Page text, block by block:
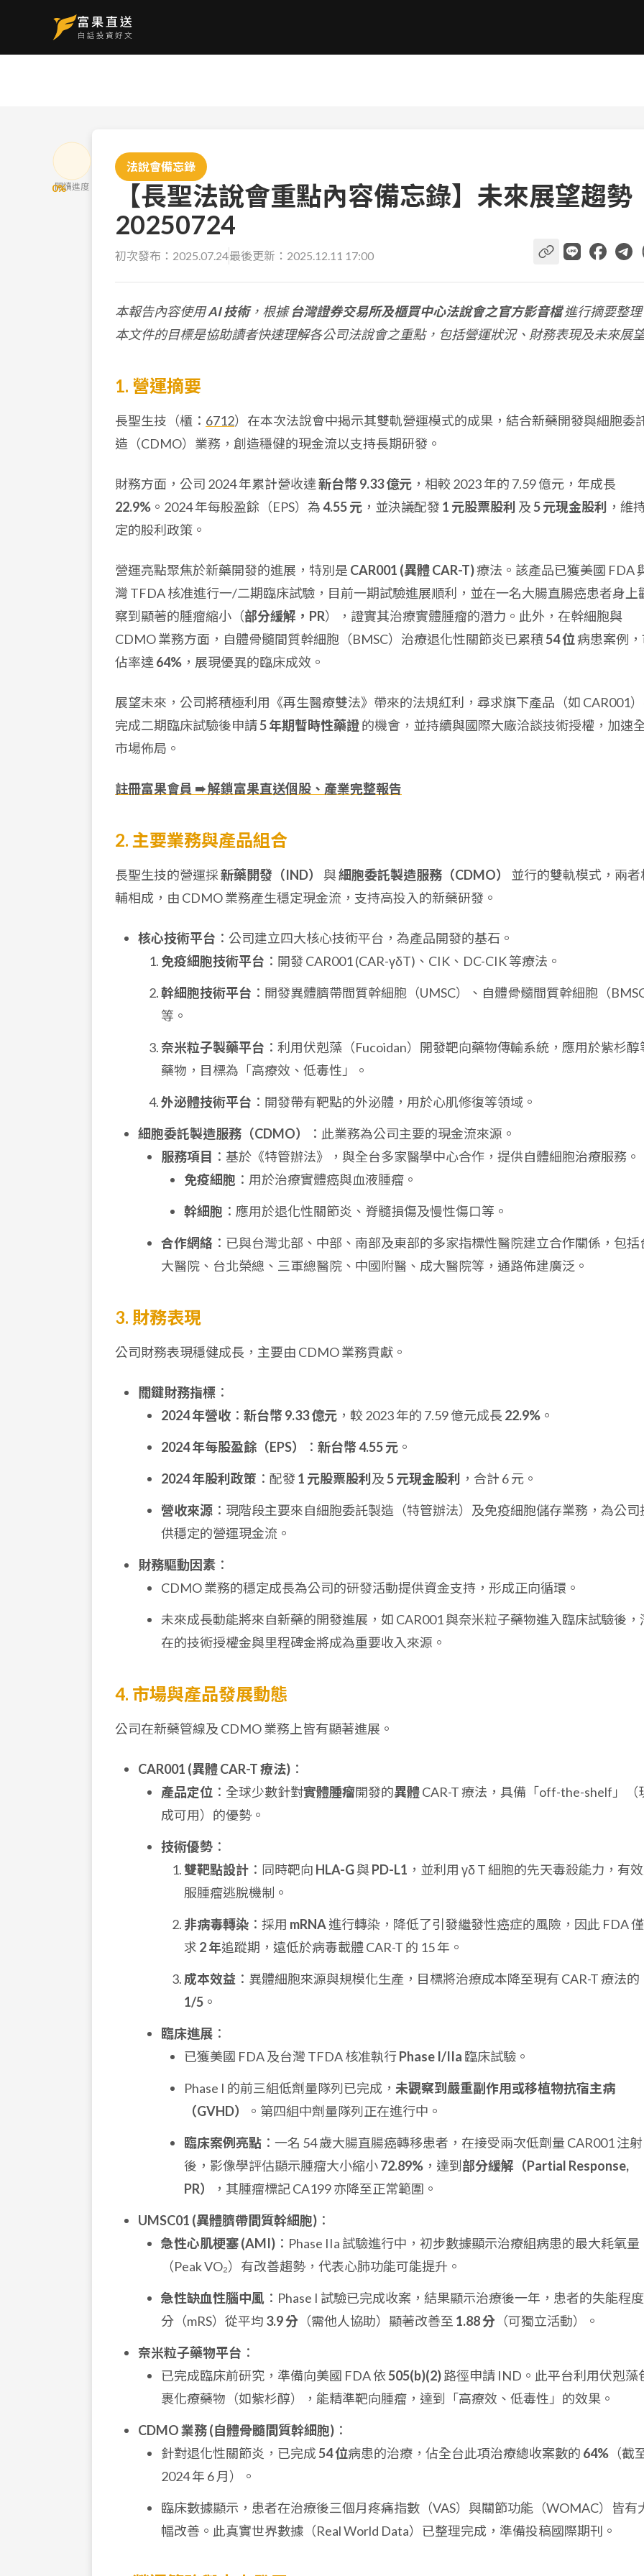
0%
閱讀進度
法說會備忘錄
【長聖法說會重點內容備忘錄】未來展望趨勢
20250724
初次發布： 2025.07.24最後更新： 2025.12.11 17:00
本報告內容使用AI 技術，根據台灣證券交易所及櫃買中心法說會之官方影音檔進行摘要整
本文件的目標是協助讀者快速理解各公司法說會之重點，包括營運狀況、財務表現及未來展
1. 營運摘要
長聖生技（櫃： 6712）在本次法說會中揭示其雙軌營運模式的成果，結合新藥開發與細胞委
造（CDMO）業務，創造穩健的現金流以支持長期研發。
財務方面，公司 2024 年累計營收達新台幣 9.33 億元 ，相較 2023 年的 7.59 億元，年成長
22.9% 。2024 年每股盈餘（EPS）為4.55 元 ，並決議配發1 元股票股利 及5 元現金股利 ，維
定的股利政策。
營運亮點聚焦於新藥開發的進展，特別是 CAR001 (異體 CAR-T)療法。該產品已獲美國 FDA
灣 TFDA 核准進行一/二期臨床試驗，目前一期試驗進展順利，並在一名大腸直腸癌患者身上
察到顯著的腫瘤縮小（部分緩解，PR），證實其治療實體腫瘤的潛力。此外，在幹細胞與
CDMO 業務方面，自體骨髓間質幹細胞（BMSC）治療退化性關節炎已累積54 位病患案例
佔率達 64% ，展現優異的臨床成效。
展望未來，公司將積極利用《再生醫療雙法》帶來的法規紅利，尋求旗下產品（如 CAR001
完成二期臨床試驗後申請5 年期暫時性藥證的機會，並持續與國際大廠洽談技術授權，加速
市場佈局。
註冊富果會員 ➠ 解鎖富果直送個股、產業完整報告
2. 主要業務與產品組合
長聖生技的營運採新藥開發（IND） 與細胞委託製造服務（CDMO）
並行的雙軌模式，兩者
輔相成，由 CDMO 業務產生穩定現金流，支持高投入的新藥研發。
核心技術平台 ：公司建立四大核心技術平台，為產品開發的基石。
免疫細胞技術平台 ：開發 CAR001 (CAR-γδT)、CIK、DC-CIK 等療法。
幹細胞技術平台 ：開發異體臍帶間質幹細胞（UMSC）、自體骨髓間質幹細胞（
等。
奈米粒子製藥平台 ：利用伏剋藻（Fucoidan）開發靶向藥物傳輸系統，應用於紫杉醇
藥物，目標為「高療效、低毒性」。
外泌體技術平台 ：開發帶有靶點的外泌體，用於心肌修復等領域。
細胞委託製造服務（CDMO）
：此業務為公司主要的現金流來源。
服務項目 ：基於《特管辦法》，與全台多家醫學中心合作，提供自體細胞治療服務。
免疫細胞 ：用於治療實體癌與血液腫瘤。
幹細胞 ：應用於退化性關節炎、脊髓損傷及慢性傷口等。
合作網絡 ：已與台灣北部、中部、南部及東部的多家指標性醫院建立合作關係，包括
大醫院、台北榮總、三軍總醫院、中國附醫、成大醫院等，通路佈建廣泛。
3. 財務表現
公司財務表現穩健成長，主要由 CDMO 業務貢獻。
關鍵財務指標 ：
2024 年營收 ： 新台幣 9.33 億元 ，較 2023 年的 7.59 億元成長 22.9% 。
2024 年每股盈餘（EPS）
： 新台幣 4.55 元 。
2024 年股利政策 ：配發1 元股票股利 及5 元現金股利 ，合計 6 元。
營收來源 ：現階段主要來自細胞委託製造（特管辦法）及免疫細胞儲存業務，為公司
供穩定的營運現金流。
財務驅動因素 ：
CDMO 業務的穩定成長為公司的研發活動提供資金支持，形成正向循環。
未來成長動能將來自新藥的開發進展，如 CAR001 與奈米粒子藥物進入臨床試驗後，
在的技術授權金與里程碑金將成為重要收入來源。
4. 市場與產品發展動態
公司在新藥管線及 CDMO 業務上皆有顯著進展。
CAR001 (異體 CAR-T 療法) ：
產品定位 ：全球少數針對實體腫瘤開發的異體CAR-T 療法，具備「off-the-shelf」（
成可用）的優勢。
技術優勢 ：
雙靶點設計 ：同時靶向 HLA-G與PD-L1 ，並利用 γδ T 細胞的先天毒殺能力，有
服腫瘤逃脫機制。
非病毒轉染 ：採用 mRNA進行轉染，降低了引發繼發性癌症的風險，因此 FDA
求 2 年追蹤期，遠低於病毒載體 CAR-T 的 15 年。
成本效益 ：異體細胞來源與規模化生產，目標將治療成本降至現有 CAR-T 療法的
1/5 。
臨床進展 ：
已獲美國 FDA 及台灣 TFDA 核准執行Phase I/IIa 臨床試驗。
Phase I 的前三組低劑量隊列已完成， 未觀察到嚴重副作用或移植物抗宿主病
（GVHD）
。第四組中劑量隊列正在進行中。
臨床案例亮點 ：一名 54 歲大腸直腸癌轉移患者，在接受兩次低劑量 CAR001 注射
後，影像學評估顯示腫瘤大小縮小72.89% ，達到 部分緩解（Partial Response,
PR）
，其腫瘤標記 CA199 亦降至正常範圍。
UMSC01 (異體臍帶間質幹細胞) ：
急性心肌梗塞 (AMI) ：Phase IIa 試驗進行中，初步數據顯示治療組病患的最大耗氧量
（Peak VO₂）有改善趨勢，代表心肺功能可能提升。
急性缺血性腦中風 ：Phase I 試驗已完成收案，結果顯示治療後一年，患者的失能程
分（mRS）從平均 3.9 分 （需他人協助）顯著改善至 1.88 分 （可獨立活動）。
奈米粒子藥物平台 ：
已完成臨床前研究，準備向美國 FDA 依505(b)(2)路徑申請 IND。此平台利用伏剋藻
裹化療藥物（如紫杉醇），能精準靶向腫瘤，達到「高療效、低毒性」的效果。
CDMO 業務 (自體骨髓間質幹細胞) ：
針對退化性關節炎，已完成54 位病患的治療，佔全台此項治療總收案數的 64% （截
2024 年 6 月）。
臨床數據顯示，患者在治療後三個月疼痛指數（VAS）與關節功能（WOMAC）皆有
幅改善。此真實世界數據（Real World Data）已整理完成，準備投稿國際期刊。